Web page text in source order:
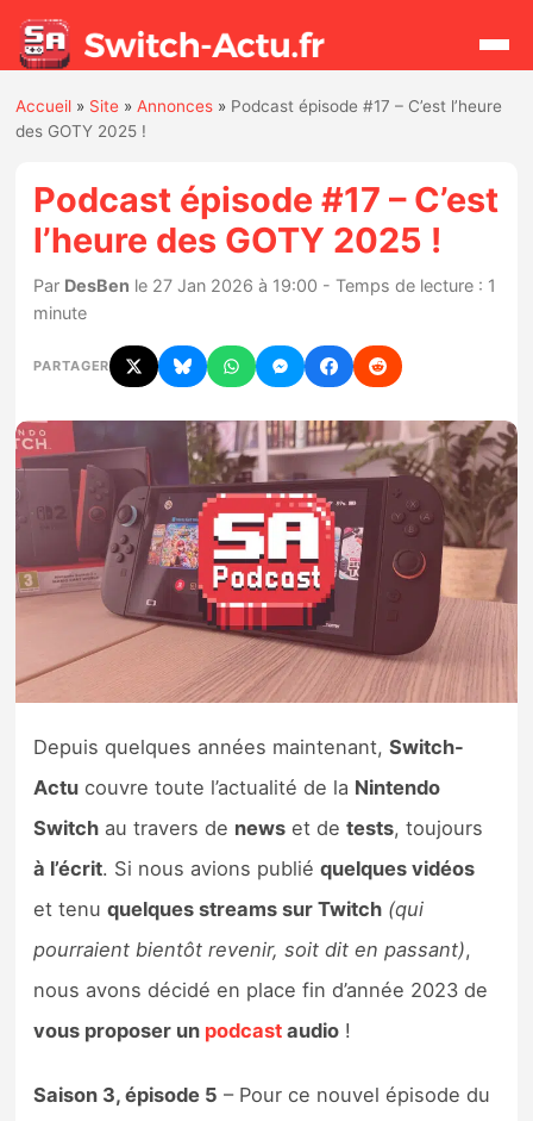
Actualités
Jeux
Hardware
Chiffres de ventes
Rumeurs
Nintendo Direct
Tests et previews
Tests de jeux
Tests d’accessoires
Autres tests
Précommandes
Précommandes jeux Switch 2
Sorties de jeux
Accueil » Site »Annonces » Podcast épisode #17 – C’est l’heure
des GOTY 2025 !
Podcast épisode #17 – C’est
l’heure des GOTY 2025 !
Par DesBen le 27 Jan 2026 à 19:00 - Temps de lecture : 1
minute
PARTAGER
Depuis quelques années maintenant,Switch-
Actu couvre toute l’actualité de la Nintendo
Switch au travers de news et detests, toujours
à l’écrit. Si nous avions publiéquelques vidéos
et tenuquelques streams sur Twitch (qui
pourraient bientôt revenir, soit dit en passant),
nous avons décidé en place fin d’année 2023 de
vous proposer un podcast audio !
Saison 3, épisode 5 – Pour ce nouvel épisode du